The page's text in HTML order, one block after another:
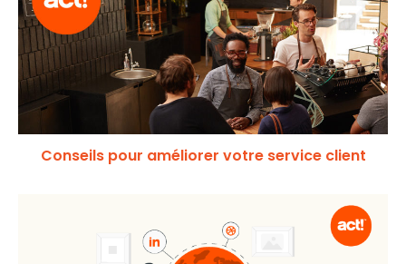
Conseils pour améliorer votre service client